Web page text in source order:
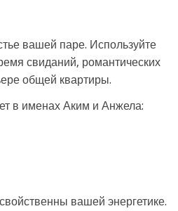
вашей паре. Используйте
свиданий, романтических
общей квартиры.
в именах Аким и Анжела:
вашей энергетике.